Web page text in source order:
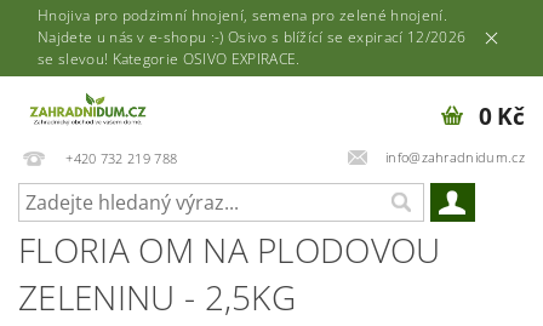
Hnojiva pro podzimní hnojení, semena pro zelené hnojení.
Najdete u nás v e-shopu :-) Osivo s blížící se expirací 12/2026
se slevou! Kategorie OSIVO EXPIRACE.
+420 732 219 788 info@zahradnidum.cz
0 Kč
FLORIA OM NA PLODOVOU
ZELENINU - 2,5KG